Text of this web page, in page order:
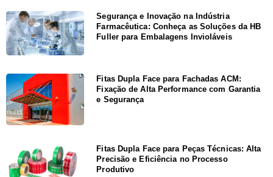
Segurança e Inovação na Indústria
Farmacêutica: Conheça as Soluções da HB
Fuller para Embalagens Invioláveis
Fitas Dupla Face para Fachadas ACM:
Fixação de Alta Performance com Garantia
e Segurança
Fitas Dupla Face para Peças Técnicas: Alta
Precisão e Eficiência no Processo
Produtivo